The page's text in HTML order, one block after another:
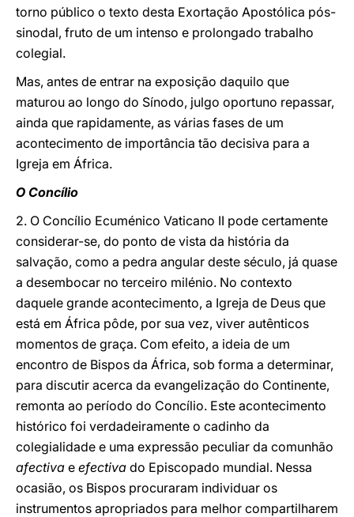
torno público o texto desta Exortação Apostólica pós-
sinodal, fruto de um intenso e prolongado trabalho
colegial.
Mas, antes de entrar na exposição daquilo que
maturou ao longo do Sínodo, julgo oportuno repassar,
ainda que rapidamente, as várias fases de um
acontecimento de importância tão decisiva para a
Igreja em África.
O Concílio
2. O Concílio Ecuménico Vaticano II pode certamente
considerar-se, do ponto de vista da história da
salvação, como a pedra angular deste século, já quase
a desembocar no terceiro milénio. No contexto
daquele grande acontecimento, a Igreja de Deus que
está em África pôde, por sua vez, viver autênticos
momentos de graça. Com efeito, a ideia de um
encontro de Bispos da África, sob forma a determinar,
para discutir acerca da evangelização do Continente,
remonta ao período do Concílio. Este acontecimento
histórico foi verdadeiramente o cadinho da
colegialidade e uma expressão peculiar da comunhão
afectiva e efectiva do Episcopado mundial. Nessa
ocasião, os Bispos procuraram individuar os
instrumentos apropriados para melhor compartilharem